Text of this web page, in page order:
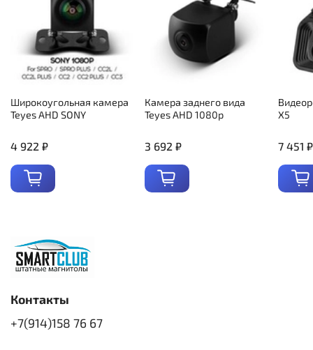
Широкоугольная камера
Teyes AHD SONY
4 922 ₽
Камера заднего вида
Teyes AHD 1080p
3 692 ₽
X5
7 451 ₽
Контакты
+7(914)158 76 67